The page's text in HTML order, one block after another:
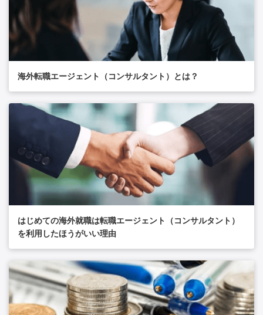
海外転職エージェント（コンサルタント）とは？
はじめての海外就職は転職エージェント（コンサルタント）
を利用したほうがいい理由